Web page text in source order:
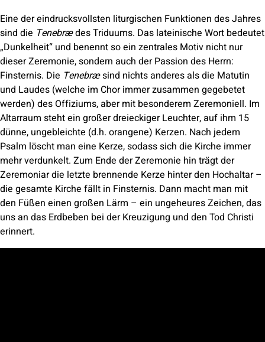
Eine der eindrucksvollsten liturgischen Funktionen des Jahres
sind die Tenebrædes Triduums. Das lateinische Wort bedeutet
„Dunkelheit“ und benennt so ein zentrales Motiv nicht nur
dieser Zeremonie, sondern auch der Passion des Herrn:
Finsternis. Die Tenebræsind nichts anderes als die Matutin
und Laudes (welche im Chor immer zusammen gegebetet
werden) des Offiziums, aber mit besonderem Zeremoniell. Im
Altarraum steht ein großer dreieckiger Leuchter, auf ihm 15
dünne, ungebleichte (d.h. orangene) Kerzen. Nach jedem
Psalm löscht man eine Kerze, sodass sich die Kirche immer
mehr verdunkelt. Zum Ende der Zeremonie hin trägt der
Zeremoniar die letzte brennende Kerze hinter den Hochaltar –
die gesamte Kirche fällt in Finsternis. Dann macht man mit
den Füßen einen großen Lärm – ein ungeheures Zeichen, das
uns an das Erdbeben bei der Kreuzigung und den Tod Christi
erinnert.